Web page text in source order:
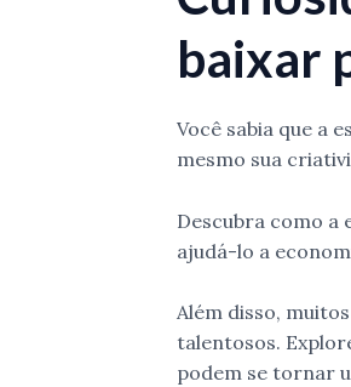
baixar
Você sabia que a
mesmo sua
Descubra como a
ajudá-lo a
Além disso,
talentosos.
podem se tornar